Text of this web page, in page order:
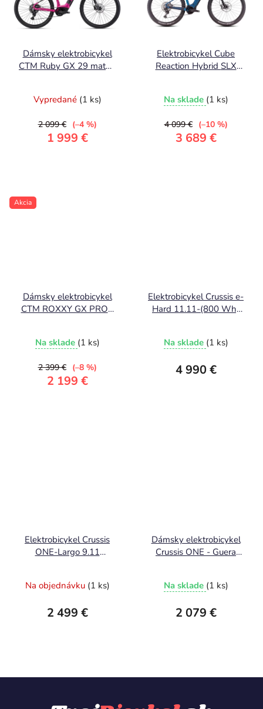
Dámsky elektrobicykel
CTM Ruby GX 29 matná
Vypredané (1 ks)
1 999 €
2 099 € (–4 %)
Elektrobicykel Cube
Reaction Hybrid SLX
Na sklade (1 ks)
3 689 €
4 099 € (–10 %)
Akcia
Dámsky elektrobicykel
CTM ROXXY GX PRO -
Na sklade (1 ks)
2 199 €
2 399 € (–8 %)
Elektrobicykel Crussis e-
Hard 11.11-(800 Wh)
Na sklade (1 ks)
4 990 €
Elektrobicykel Crussis
ONE-Largo 9.11
Na objednávku (1 ks)
2 499 €
Dámsky elektrobicykel
Crussis ONE - Guera
Na sklade (1 ks)
2 079 €